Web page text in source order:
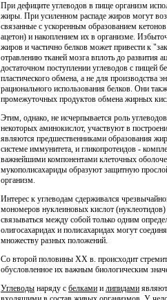
При дефиците углеводов в пище организм
жиры. При усиленном распаде жиров могут
связанные с ускоренным образованием
ацетон) и накоплением их в организме.
жиров и частично белков может привести к
отравлению тканей мозга вплоть до развития
достаточном поступлении углеводов с пищей
пластического обмена, а не для
рационального использования белков. Они
промежуточных продуктов обмена жирных
Этим, однако, не исчерпывается роль
некоторых аминокислот, участвуют в
являются предшественниками образования
системе иммунитета, и гликопротеидов -
важнейшими компонентами клеточных
мукополисахариды образуют защитную
организм.
Интерес к углеводам сдерживался
мономеров нуклеиновых кислот
связываться между собой только одним
олигосахаридах и полисахаридах могут
множеству разных положений.
Со второй половины XX в. происходит
обусловленное их важным биологическим
Углеводы наряду с белками и липидами